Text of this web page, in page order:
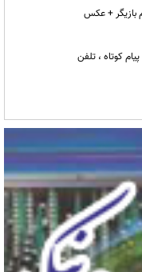
بازیگر + عکس
کوتاه ، تلفن